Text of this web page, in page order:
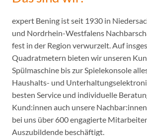
expert Bening ist seit 1930 in
und Nordrhein-Westfalens
fest in der Region verwurzelt. Auf
Quadratmetern bieten wir unseren
Spülmaschine bis zur Spielekonsole
Haushalts- und
besten Service und individuelle
Kund:innen auch unsere
bei uns über 600 engagierte
Auszubildende beschäftigt.